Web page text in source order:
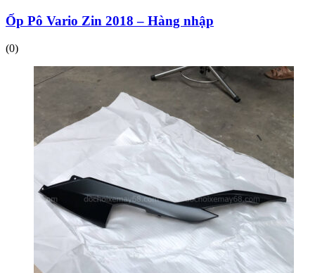
Ốp Pô Vario Zin 2018 – Hàng nhập
(0)